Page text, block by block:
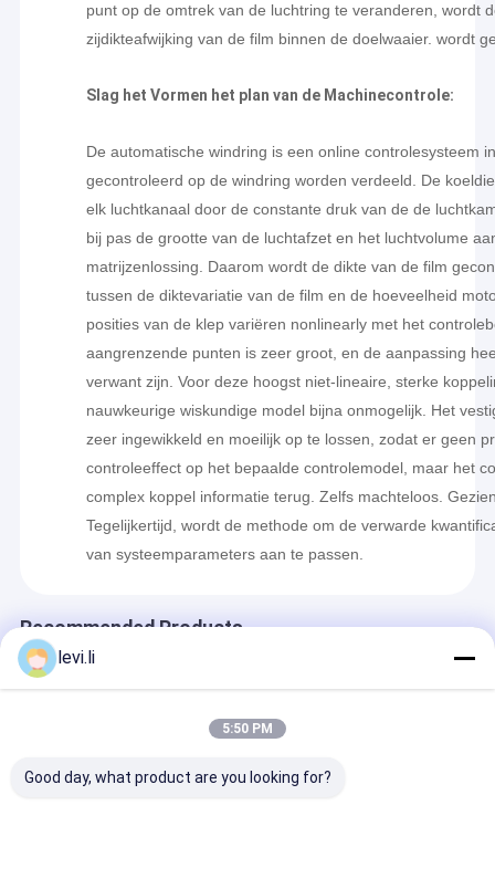
punt op de omtrek van de luchtring te veranderen, wordt
zijdikteafwijking van de film binnen de doelwaaier. wordt
Slag het Vormen het plan van de Machinecontrole:
De automatische windring is een online controlesysteem
gecontroleerd op de windring worden verdeeld. De
elk luchtkanaal door de constante druk van de de
bij pas de grootte van de luchtafzet en het luchtvolume
matrijzenlossing. Daarom wordt de dikte van de film
tussen de diktevariatie van de film en de hoeveelheid
posities van de klep variëren nonlinearly met het
aangrenzende punten is zeer groot, en de aanpassing
verwant zijn. Voor deze hoogst niet-lineaire, sterke
nauwkeurige wiskundige model bijna onmogelijk. Het
zeer ingewikkeld en moeilijk op te lossen, zodat er geen
controleeffect op het bepaalde controlemodel, maar het
complex koppel informatie terug. Zelfs machteloos.
Tegelijkertijd, wordt de methode om de verwarde
van systeemparameters aan te passen.
Recommended Products
levi.li
5:50 PM
Good day, what product are you looking for?